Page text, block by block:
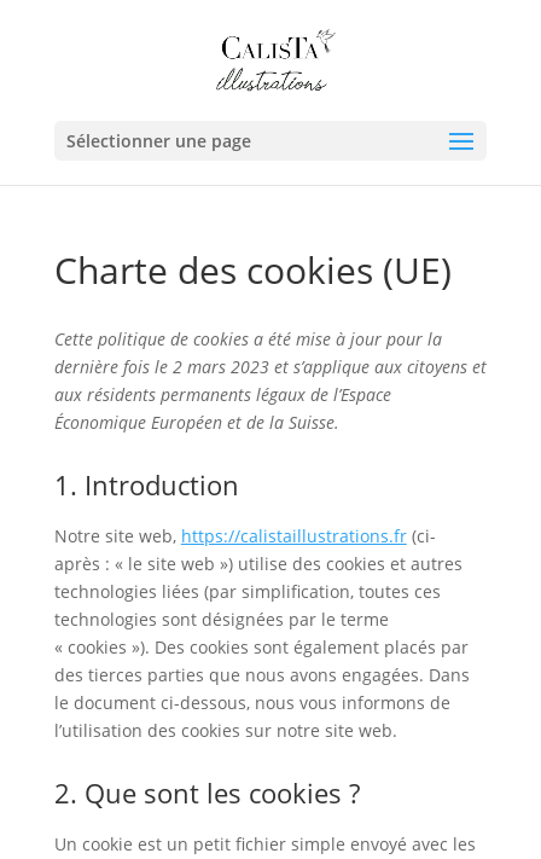
Sélectionner une page
Charte des cookies (UE)
Cette politique de cookies a été mise à jour pour la
dernière fois le 2 mars 2023 et s’applique aux citoyens et
aux résidents permanents légaux de l’Espace
Économique Européen et de la Suisse.
1. Introduction
Notre site web, https://calistaillustrations.fr(ci-
après : « le site web ») utilise des cookies et autres
technologies liées (par simplification, toutes ces
technologies sont désignées par le terme
« cookies »). Des cookies sont également placés par
des tierces parties que nous avons engagées. Dans
le document ci-dessous, nous vous informons de
l’utilisation des cookies sur notre site web.
2. Que sont les cookies ?
Un cookie est un petit fichier simple envoyé avec les